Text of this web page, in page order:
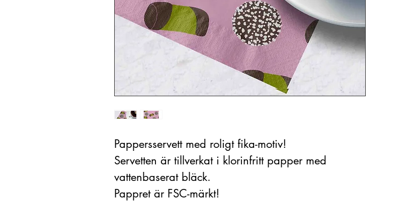
Pappersservett med roligt fika-motiv!
Servetten är tillverkat i klorinfritt papper med
vattenbaserat bläck.
Pappret är FSC-märkt!